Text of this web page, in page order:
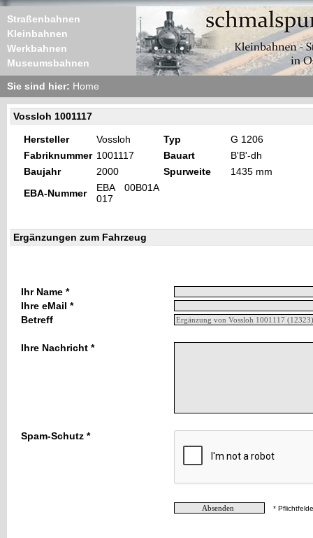
Straßenbahnen
Kleinbahnen
Werkbahnen
Museumsbahnen
Sie sind hier: Home
Vossloh 1001117
Hersteller Vossloh Typ
G 1206
Fabriknummer 1001117 Bauart
B'B'-dh
Baujahr
2000 Spurweite
1435 mm
EBA-Nummer
EBA 00B01A
017
Ergänzungen zum Fahrzeug
Ihr Name *
Ihre eMail *
Betreff
Ihre Nachricht *
Spam-Schutz *
*